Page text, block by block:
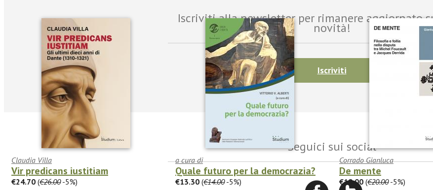
Claudia Villa
Vir predicans iustitiam
€24.70 (€26.00-5%)
a cura di
Quale futuro per la democrazia?
€13.30 (€14.00-5%)
Corrado Gianluca
De mente
€19.00 (€20.00-5%)
Iscriviti alla newsletter per rimanere aggiornato
novità!
Iscriviti
Seguici sui social
facebook